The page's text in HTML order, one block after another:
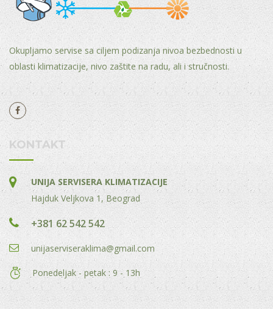
Okupljamo servise sa ciljem podizanja nivoa bezbednosti u
oblasti klimatizacije, nivo zaštite na radu, ali i stručnosti.
KONTAKT
UNIJA SERVISERA KLIMATIZACIJE
Hajduk Veljkova 1, Beograd
+381 62 542 542
unijaserviseraklima@gmail.com
Ponedeljak - petak : 9 - 13h